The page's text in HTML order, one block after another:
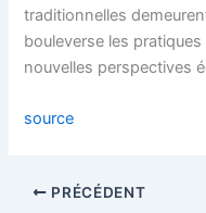
traditionnelles
bouleverse les
nouvelles perspectives
source
PRÉCÉDENT